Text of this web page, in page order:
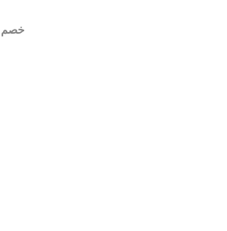
خصم 20% سلوتيب كريستال 300 ياردة عرض 4.5 سم الكرتونة 30 بكرة